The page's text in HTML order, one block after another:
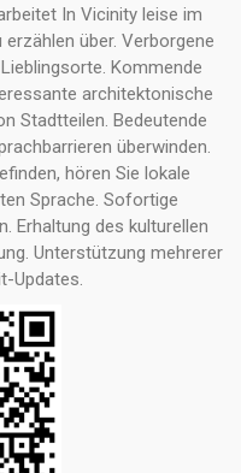
In Vicinity leise im
über. Verborgene
Kommende
architektonische
Stadtteilen. Bedeutende
überwinden.
hören Sie lokale
Sprache. Sofortige
Erhaltung des kulturellen
Unterstützung mehrerer
Updates.